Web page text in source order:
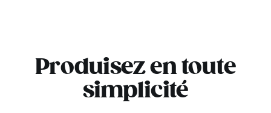
Produisez en toute
simplicité